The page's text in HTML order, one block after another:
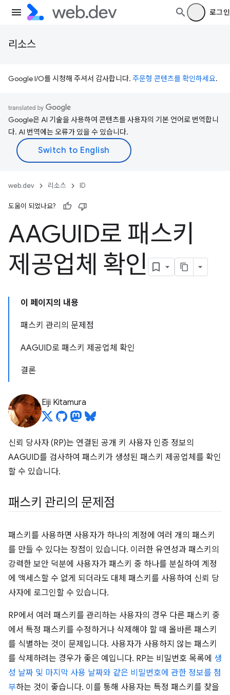
로그인
리소스
Google I/O를 시청해 주셔서 감사합니다. 주문형 콘텐츠를 확인하세요.
Google은 AI 기술을 사용하여 콘텐츠를 사용자의 기본 언어로 번역합니
다. AI 번역에는 오류가 있을 수 있습니다.
web.dev 리소스 ID
도움이 되었나요?
AAGUID로 패스키
제공업체 확인
이 페이지의 내용
패스키 관리의 문제점
AAGUID로 패스키 제공업체 확인
결론
Eiji Kitamura
신뢰 당사자 (RP)는 연결된 공개 키 사용자 인증 정보의
AAGUID를 검사하여 패스키가 생성된 패스키 제공업체를 확인
할 수 있습니다.
패스키 관리의 문제점
패스키를 사용하면 사용자가 하나의 계정에 여러 개의 패스키
를 만들 수 있다는 장점이 있습니다. 이러한 유연성과 패스키의
강력한 보안 덕분에 사용자가 패스키 중 하나를 분실하여 계정
에 액세스할 수 없게 되더라도 대체 패스키를 사용하여 신뢰 당
사자에 로그인할 수 있습니다.
RP에서 여러 패스키를 관리하는 사용자의 경우 다른 패스키 중
에서 특정 패스키를 수정하거나 삭제해야 할 때 올바른 패스키
를 식별하는 것이 문제입니다. 사용자가 사용하지 않는 패스키
를 삭제하려는 경우가 좋은 예입니다. RP는 비밀번호 목록에 생
성 날짜 및 마지막 사용 날짜와 같은 비밀번호에 관한 정보를 첨
부하는 것이 좋습니다. 이를 통해 사용자는 특정 패스키를 찾을